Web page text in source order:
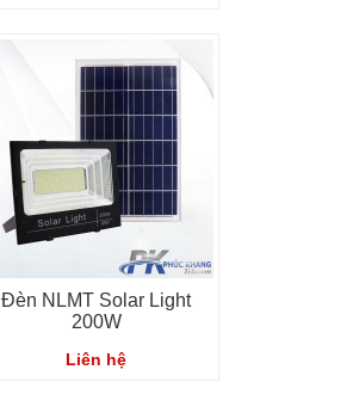
Đèn NLMT Solar Light
200W
Liên hệ